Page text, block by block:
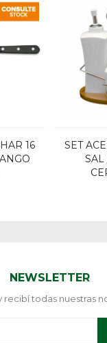
16
SET
NEWSLETTER
recibí todas nuestras